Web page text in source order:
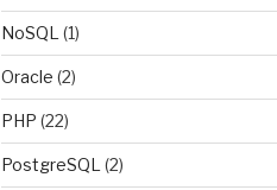
NoSQL (1)
Oracle (2)
PHP (22)
PostgreSQL (2)